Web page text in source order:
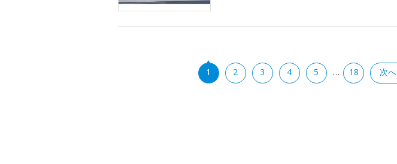
1 2 3 4 5 … 18 次へ